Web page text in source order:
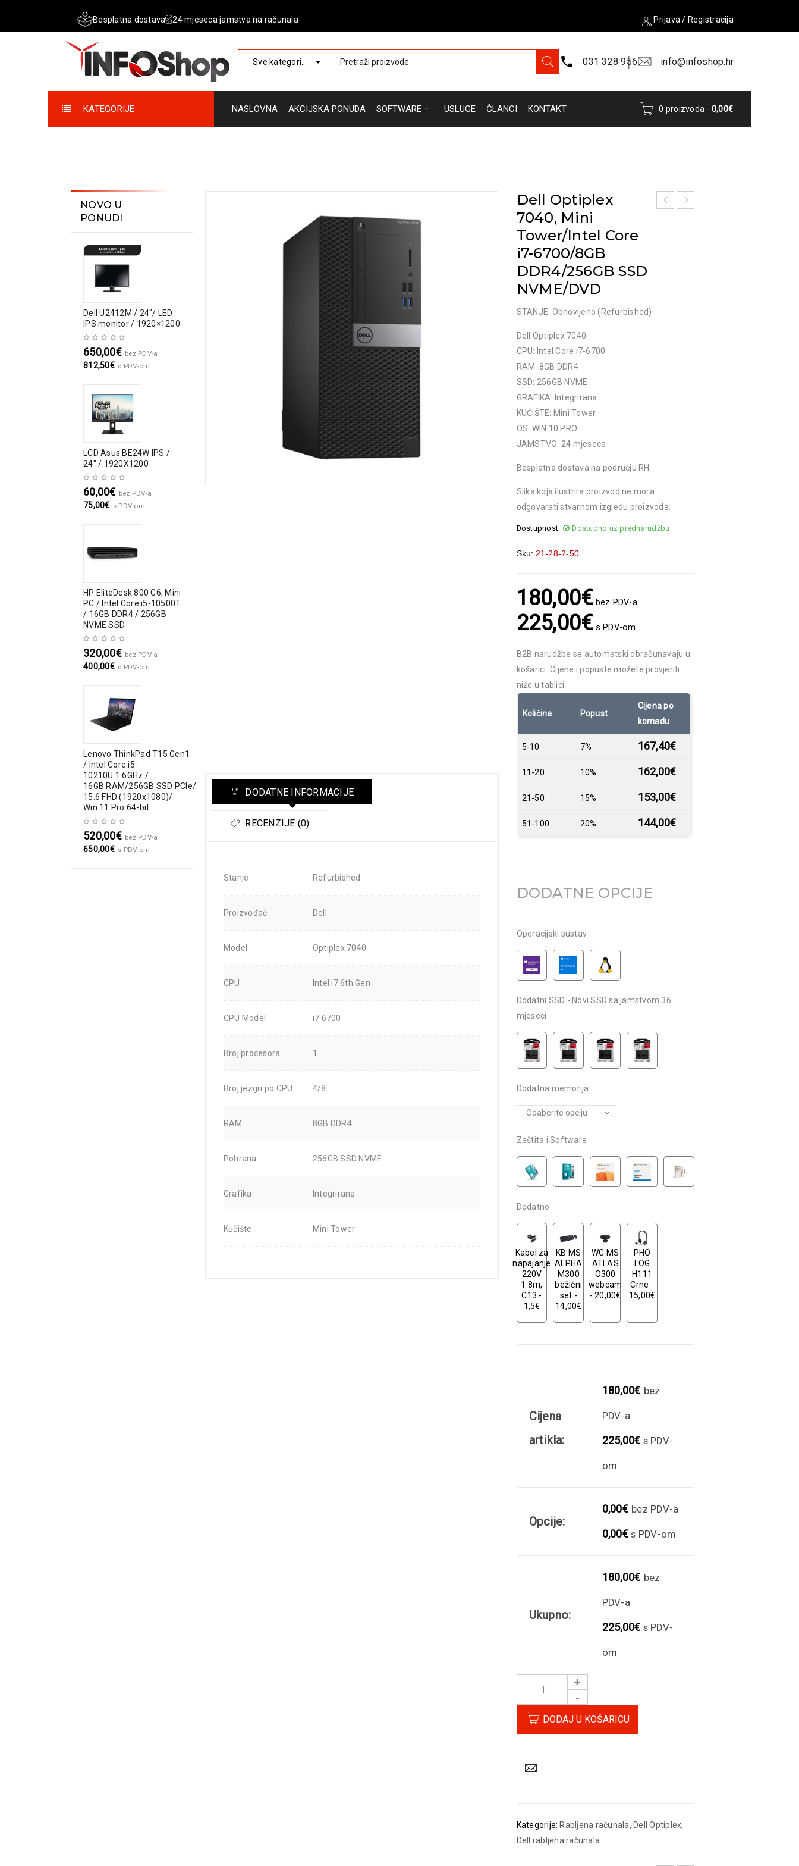
Besplatna dostava 24 mjeseca jamstva na računala Prijava / Registracija
Sve kategorije 031 328 956 info@infoshop.hr
KATEGORIJE NASLOVNA AKCIJSKA PONUDA SOFTWARE USLUGE ČLANCI KONTAKT 0 proizvoda - 0,00€
NOVO U
PONUDI
Dell U2412M / 24″/ LED
IPS monitor / 1920×1200
650,00€ bez PDV-a
812,50€ s PDV-om
LCD Asus BE24W IPS /
24" / 1920X1200
60,00€ bez PDV-a
75,00€ s PDV-om
HP EliteDesk 800 G6, Mini
PC / Intel Core i5-10500T
/ 16GB DDR4 / 256GB
NVME SSD
320,00€ bez PDV-a
400,00€ s PDV-om
Lenovo ThinkPad T15 Gen1
/ Intel Core i5-
10210U 1.6GHz /
16GB RAM/256GB SSD PCIe/
15.6 FHD (1920x1080)/
Win 11 Pro 64-bit
520,00€ bez PDV-a
650,00€ s PDV-om
Dell Optiplex
7040, Mini
Tower/Intel Core
i7-6700/8GB
DDR4/256GB SSD
NVME/DVD
STANJE: Obnovljeno (Refurbished)
Dell Optiplex 7040
CPU: Intel Core i7-6700
RAM: 8GB DDR4
SSD: 256GB NVME
GRAFIKA: Integrirana
KUĆIŠTE: Mini Tower
OS: WIN 10 PRO
JAMSTVO: 24 mjeseca
Besplatna dostava na području RH
Slika koja ilustrira proizvod ne mora
odgovarati stvarnom izgledu proizvoda.
Dostupnost: Dostupno uz prednarudžbu
Sku: 21-28-2-50
180,00€ bez PDV-a
225,00€ s PDV-om
B2B narudžbe se automatski obračunavaju u
košarici. Cijene i popuste možete provjeriti
niže u tablici.
Količina Popust
Cijena po
komadu
5-10 7% 167,40€
11-20 10% 162,00€
21-50 15% 153,00€
51-100 20% 144,00€
DODATNE OPCIJE
Operacijski sustav
Dodatni SSD - Novi SSD sa jamstvom 36
mjeseci
Dodatna memorija
Zaštita i Software
Dodatno
Kabel za
napajanje
220V
1.8m,
C13 -
1,5€
KB MS
ALPHA
M300
bežični
set -
14,00€
WC MS
ATLAS
O300
webcam
- 20,00€
PHO
LOG
H111
Crne -
15,00€
Cijena
artikla:
180,00€ bez
PDV-a
225,00€ s PDV-
om
Opcije:
0,00€ bez PDV-a
0,00€s PDV-om
Ukupno:
180,00€ bez
PDV-a
225,00€ s PDV-
om
DODAJ U KOŠARICU
Kategorije: Rabljena računala, Dell Optiplex,
Dell rabljena računala
DODATNE INFORMACIJE
RECENZIJE (0)
Stanje Refurbished
Proizvođač Dell
Model Optiplex 7040
CPU Intel i7 6th Gen
CPU Model i7 6700
Broj procesora 1
Broj jezgri po CPU 4/8
RAM 8GB DDR4
Pohrana 256GB SSD NVME
Grafika Integrirana
Kučište Mini Tower